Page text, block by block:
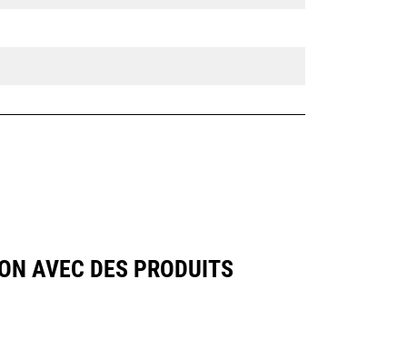
AVEC DES PRODUITS